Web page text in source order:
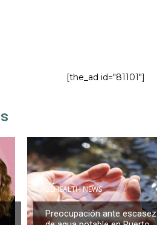
[the_ad id="81101"]
BEHEALTH NEWS
Preocupación ante escasez